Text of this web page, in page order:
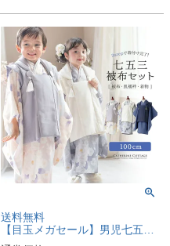
送料無料
【目玉メガセール】男児七五三 3歳着物＆被布セット 和装 753 着物 男女兼用 男子 女子 女の子 3才 3歳 三歳 記念撮影 グレー ベージュ ブルー 青 紺 TAK キャサリンコテージ